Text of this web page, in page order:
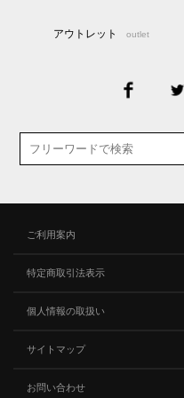
アウトレット outlet
ご利用案内
特定商取引法表示
個人情報の取扱い
サイトマップ
お問い合わせ